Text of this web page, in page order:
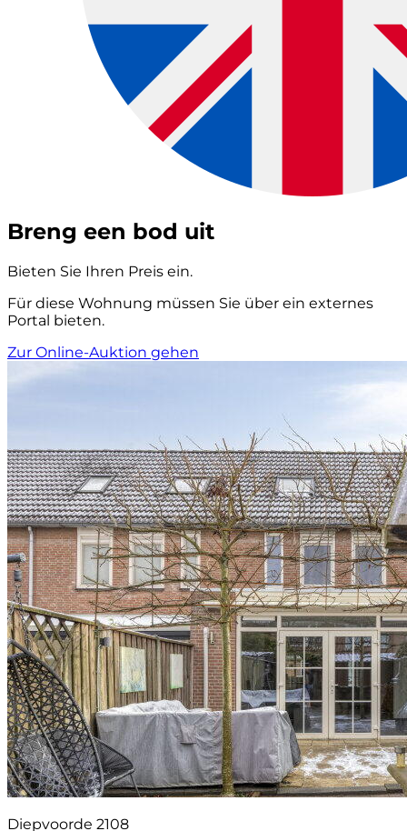
Breng een bod uit
Bieten Sie Ihren Preis ein.
Für diese Wohnung müssen Sie über ein externes
Portal bieten.
Zur Online-Auktion gehen
Diepvoorde 2108